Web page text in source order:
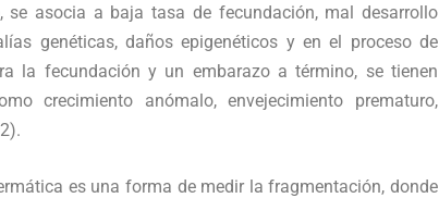
se asocia a baja tasa de fecundación, mal desarrollo
genéticas, daños epigenéticos y en el proceso de
la fecundación y un embarazo a término, se tienen
crecimiento anómalo, envejecimiento prematuro,
es una forma de medir la fragmentación, donde